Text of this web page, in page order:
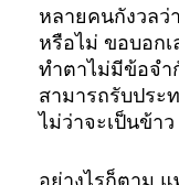
หลายคนกังวลว่
หรือไม่ ขอบอก
ทำตาไม่มีข้อจำ
สามารถรับประ
ไม่ว่าจะเป็นข้า